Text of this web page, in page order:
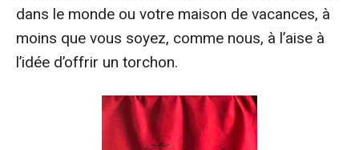
dans le monde ou votre maison de vacances, à
moins que vous soyez, comme nous, à l’aise à
l’idée d’offrir un torchon.